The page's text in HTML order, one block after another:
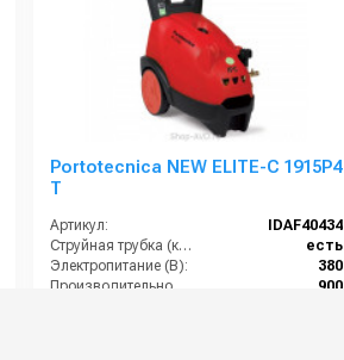
Portotecnica NEW ELITE-C 1915P4
T
Артикул:
IDAF40434
Струйная трубка (копьё):
есть
Электропитание (В):
380
Производительность (л/ч):
900